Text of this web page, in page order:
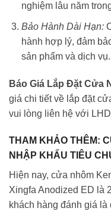
nghiệm lâu năm
Bảo Hành Dài Hạn:
hành hợp lý, đảm
sản phẩm và dịch vụ.
Báo Giá Lắp Đặt Cửa
giá chi tiết về lắp đặt
vui lòng liên hệ với
THAM KHẢO THÊM:
NHẬP KHẨU TIÊU
Hiện nay, cửa nhôm
Xingfa Anodized ED là
khách hàng đánh giá là